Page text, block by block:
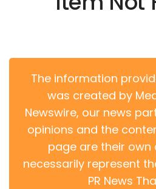
The information
was created by
Newswire, our news
opinions and the
page are their own
necessarily represent
PR News